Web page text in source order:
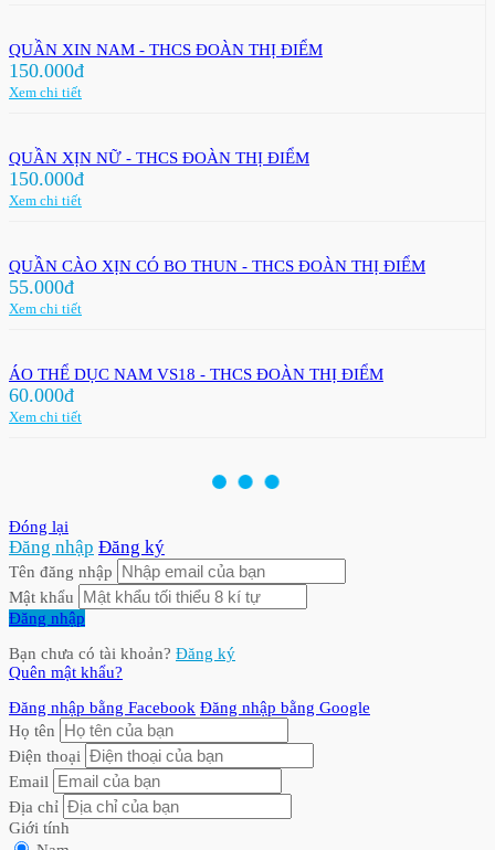
QUẦN XIN NAM - THCS ĐOÀN THỊ ĐIỂM
150.000đ
Xem chi tiết
QUẦN XỊN NỮ - THCS ĐOÀN THỊ ĐIỂM
150.000đ
Xem chi tiết
QUẦN CÀO XỊN CÓ BO THUN - THCS ĐOÀN THỊ ĐIỂM
55.000đ
Xem chi tiết
ÁO THỂ DỤC NAM VS18 - THCS ĐOÀN THỊ ĐIỂM
60.000đ
Xem chi tiết
Đóng lại
Đăng nhập Đăng ký
Tên đăng nhập
Mật khẩu
Đăng nhập
Bạn chưa có tài khoản? Đăng ký
Quên mật khẩu?
Đăng nhập bằng Facebook Đăng nhập bằng Google
Họ tên
Điện thoại
Email
Địa chỉ
Giới tính